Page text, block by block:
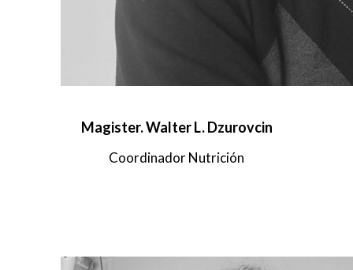
Magister. Walter L. Dzurovcin
Coordinador Nutrición